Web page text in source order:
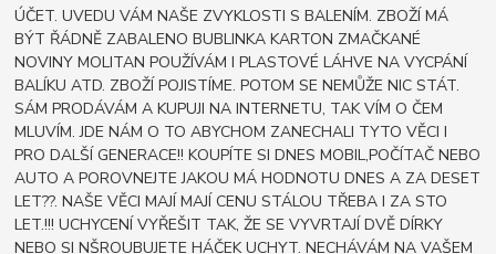
ÚČET. UVEDU VÁM NAŠE ZVYKLOSTI S BALENÍM. ZBOŽÍ MÁ
BÝT ŘÁDNĚ ZABALENO BUBLINKA KARTON ZMAČKANÉ
NOVINY MOLITAN POUŽÍVÁM I PLASTOVÉ LÁHVE NA VYCPÁNÍ
BALÍKU ATD. ZBOŽÍ POJISTÍME. POTOM SE NEMŮŽE NIC STÁT.
SÁM PRODÁVÁM A KUPUJI NA INTERNETU, TAK VÍM O ČEM
MLUVÍM. JDE NÁM O TO ABYCHOM ZANECHALI TYTO VĚCI I
PRO DALŠÍ GENERACE!! KOUPÍTE SI DNES MOBIL,POČÍTAČ NEBO
AUTO A POROVNEJTE JAKOU MÁ HODNOTU DNES A ZA DESET
LET??. NAŠE VĚCI MAJÍ MAJÍ CENU STÁLOU TŘEBA I ZA STO
LET.!!! UCHYCENÍ VYŘEŠIT TAK, ŽE SE VYVRTAJÍ DVĚ DÍRKY
NEBO SI NŠROUBUJETE HÁČEK UCHYT. NECHÁVÁM NA VAŠEM